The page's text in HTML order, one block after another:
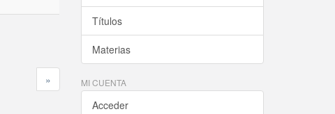
»
Títulos
Materias
MI CUENTA
Acceder